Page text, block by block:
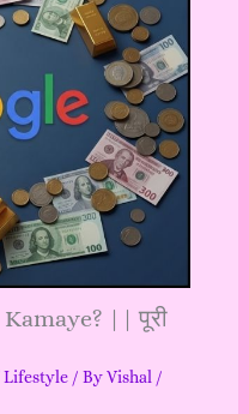
Kamaye? || पूरी
Lifestyle/ ByVishal /